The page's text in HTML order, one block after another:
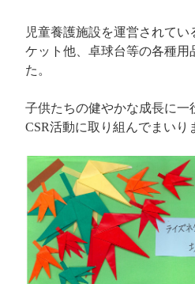
児童養護施設を運営されて
ケット他、卓球台等の各種用
た。
子供たちの健やかな成長に一
CSR活動に取り組んでまいり